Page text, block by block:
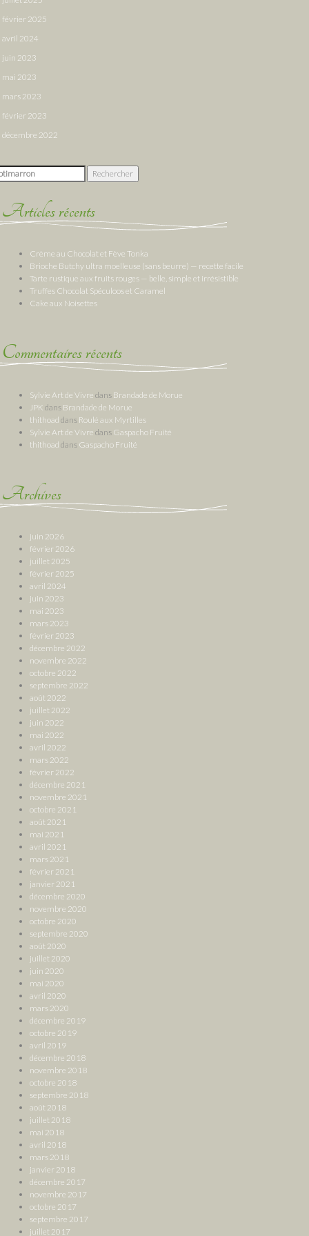
février 2025
avril 2024
juin 2023
mai 2023
mars 2023
février 2023
décembre 2022
:
Articles récents
Crème au Chocolat et Fève Tonka
Brioche Butchy ultra moelleuse (sans beurre) — recette facile
Tarte rustique aux fruits rouges — belle, simple et irrésistible
Truffes Chocolat Spéculoos et Caramel
Cake aux Noisettes
Commentaires récents
Sylvie Art de Vivre dans Brandade de Morue
JPK dans Brandade de Morue
thithoad dans Roulé aux Myrtilles
Sylvie Art de Vivre dans Gaspacho Fruité
thithoad dans Gaspacho Fruité
Archives
juin 2026
février 2026
juillet 2025
février 2025
avril 2024
juin 2023
mai 2023
mars 2023
février 2023
décembre 2022
novembre 2022
octobre 2022
septembre 2022
août 2022
juillet 2022
juin 2022
mai 2022
avril 2022
mars 2022
février 2022
décembre 2021
novembre 2021
octobre 2021
août 2021
mai 2021
avril 2021
mars 2021
février 2021
janvier 2021
décembre 2020
novembre 2020
octobre 2020
septembre 2020
août 2020
juillet 2020
juin 2020
mai 2020
avril 2020
mars 2020
décembre 2019
octobre 2019
avril 2019
décembre 2018
novembre 2018
octobre 2018
septembre 2018
août 2018
juillet 2018
mai 2018
avril 2018
mars 2018
janvier 2018
décembre 2017
novembre 2017
octobre 2017
septembre 2017
juillet 2017